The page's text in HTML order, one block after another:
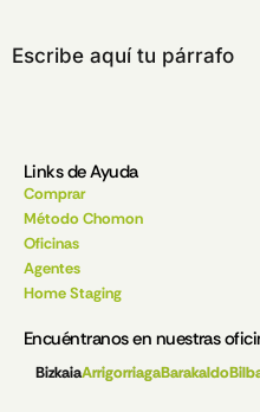
Escribe aquí tu párrafo
Links de Ayuda
Comprar
Método Chomon
Oficinas
Agentes
Home Staging
Encuéntranos en nuestras
BizkaiaArrigorriagaBarakaldo